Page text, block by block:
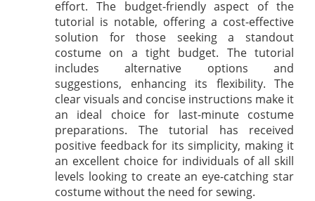
effort. The budget-friendly aspect of the
tutorial is notable, offering a cost-effective
solution for those seeking a standout
costume on a tight budget. The tutorial
includes alternative options and
suggestions, enhancing its flexibility. The
clear visuals and concise instructions make it
an ideal choice for last-minute costume
preparations. The tutorial has received
positive feedback for its simplicity, making it
an excellent choice for individuals of all skill
levels looking to create an eye-catching star
costume without the need for sewing.